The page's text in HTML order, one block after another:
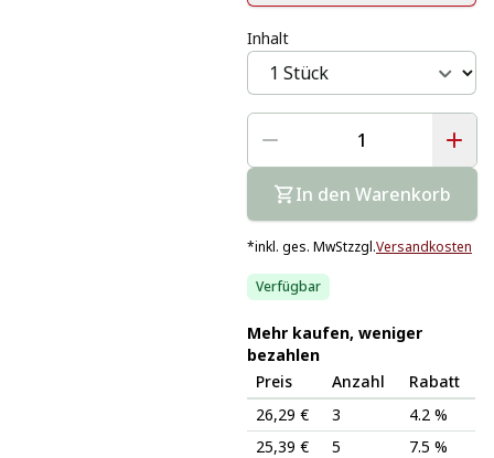
Inhalt
In den Warenkorb
*inkl. ges. MwStzzgl.Versandkosten
Verfügbar
Mehr kaufen, weniger
bezahlen
Preis
Anzahl
Rabatt
26,29 €
3
4.2 %
25,39 €
5 7.5 %